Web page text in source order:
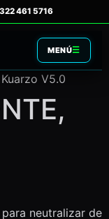
MENÚ☰
V5.0
neutralizar de